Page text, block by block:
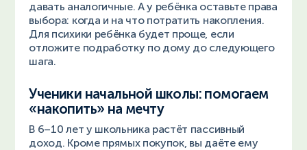
давать аналогичные. А у ребёнка оставьте права
выбора: когда и на что потратить накопления.
Для психики ребёнка будет проще, если
отложите подработку по дому до следующего
шага.
Ученики начальной школы: помогаем
«накопить» на мечту
В 6–10 лет у школьника растёт пассивный
доход. Кроме прямых покупок, вы даёте ему